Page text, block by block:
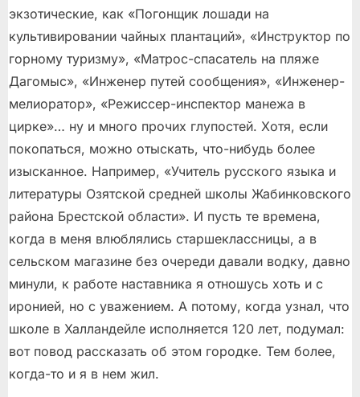
экзотические, как «Погонщик лошади на
культивировании чайных плантаций», «Инструктор по
горному туризму», «Матрос-спасатель на пляже
Дагомыс», «Инженер путей сообщения», «Инженер-
мелиоратор», «Режиссер-инспектор манежа в
цирке»… ну и много прочих глупостей. Хотя, если
покопаться, можно отыскать, что-нибудь более
изысканное. Например, «Учитель русского языка и
литературы Озятской средней школы Жабинковского
района Брестской области». И пусть те времена,
когда в меня влюблялись старшеклассницы, а в
сельском магазине без очереди давали водку, давно
минули, к работе наставника я отношусь хоть и с
иронией, но с уважением. А потому, когда узнал, что
школе в Халландейле исполняется 120 лет, подумал:
вот повод рассказать об этом городке. Тем более,
когда-то и я в нем жил.